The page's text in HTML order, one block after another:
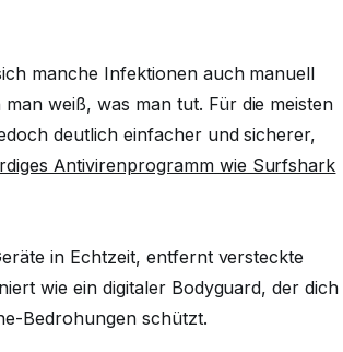
manche Infektionen auch manuell
weiß, was man tut. Für die meisten
deutlich einfacher und sicherer,
Antivirenprogramm wie Surfshark
in Echtzeit, entfernt versteckte
wie ein digitaler Bodyguard, der dich
Bedrohungen schützt.